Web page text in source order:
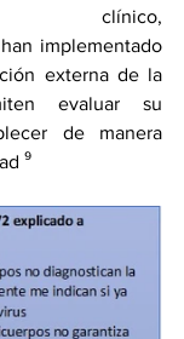
clínico,
implementado
externa de la
evaluar su
de manera
⁹